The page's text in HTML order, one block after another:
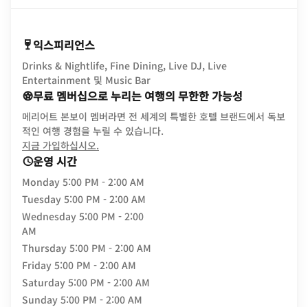
익스피리언스
Drinks & Nightlife, Fine Dining, Live DJ, Live
Entertainment 및 Music Bar
무료 멤버십으로 누리는 여행의 무한한 가능성
메리어트 본보이 멤버라면 전 세계의 특별한 호텔 브랜드에서 독보
적인 여행 경험을 누릴 수 있습니다.
지금 가입하십시오.
운영 시간
Monday 5:00 PM - 2:00 AM
Tuesday 5:00 PM - 2:00 AM
Wednesday 5:00 PM - 2:00
AM
Thursday 5:00 PM - 2:00 AM
Friday 5:00 PM - 2:00 AM
Saturday 5:00 PM - 2:00 AM
Sunday 5:00 PM - 2:00 AM